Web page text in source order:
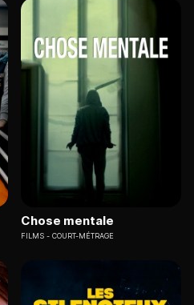
Chose mentale
FILMS COURT-MÉTRAGE